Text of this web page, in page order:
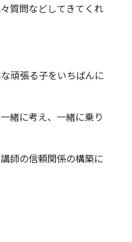
質問などしてきてくれ
頑張る子をいちばんに
緒に考え、一緒に乗り
師の信頼関係の構築に